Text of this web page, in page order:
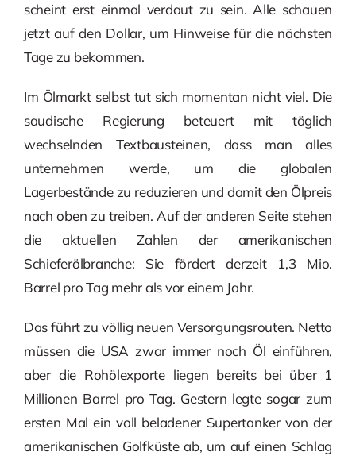
scheint erst einmal verdaut zu sein. Alle schauen
jetzt auf den Dollar, um Hinweise für die nächsten
Tage zu bekommen.
Im Ölmarkt selbst tut sich momentan nicht viel. Die
saudische Regierung beteuert mit täglich
wechselnden Textbausteinen, dass man alles
unternehmen werde, um die globalen
Lagerbestände zu reduzieren und damit den Ölpreis
nach oben zu treiben. Auf der anderen Seite stehen
die aktuellen Zahlen der amerikanischen
Schieferölbranche: Sie fördert derzeit 1,3 Mio.
Barrel pro Tag mehr als vor einem Jahr.
Das führt zu völlig neuen Versorgungsrouten. Netto
müssen die USA zwar immer noch Öl einführen,
aber die Rohölexporte liegen bereits bei über 1
Millionen Barrel pro Tag. Gestern legte sogar zum
ersten Mal ein voll beladener Supertanker von der
amerikanischen Golfküste ab, um auf einen Schlag